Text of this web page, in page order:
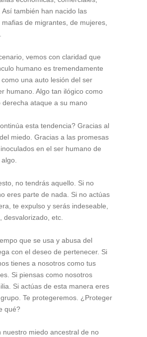
Así también han nacido las
mafias de migrantes, de mujeres,
vemos con claridad que
humano es tremendamente
una auto lesión del ser
humano. Algo tan ilógico como
derecha ataque a su mano
esta tendencia? Gracias al
miedo. Gracias a las promesas
en el ser humano de
no tendrás aquello. Si no
eres parte de nada. Si no actúas
te expulso y serás indeseable,
desvalorizado, etc.
que se usa y abusa del
con el deseo de pertenecer. Si
tienes a nosotros como tus
Si piensas como nosotros
Si actúas de esta manera eres
Te protegeremos. ¿Proteger
qué?
nuestro miedo ancestral de no